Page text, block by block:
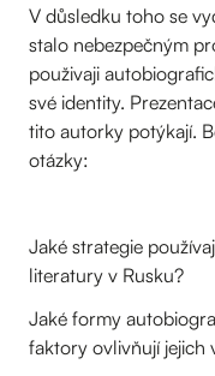
V důsledku toho se
stalo nebezpečným
použivaji
své identity.
tito autorky potýkají.
otázky:
Jaké strategie
literatury v Rusku?
Jaké formy
faktory ovlivňují jejich